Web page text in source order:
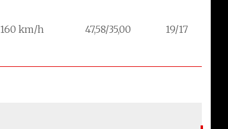
160 km/h 47,58/35,00 19/17